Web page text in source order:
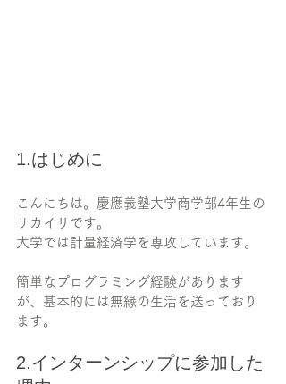
1.はじめに
こんにちは。慶應義塾大学商学部4年生の
サカイリです。
大学では計量経済学を専攻しています。
簡単なプログラミング経験があります
が、基本的には無縁の生活を送っており
ます。
2.インターンシップに参加した